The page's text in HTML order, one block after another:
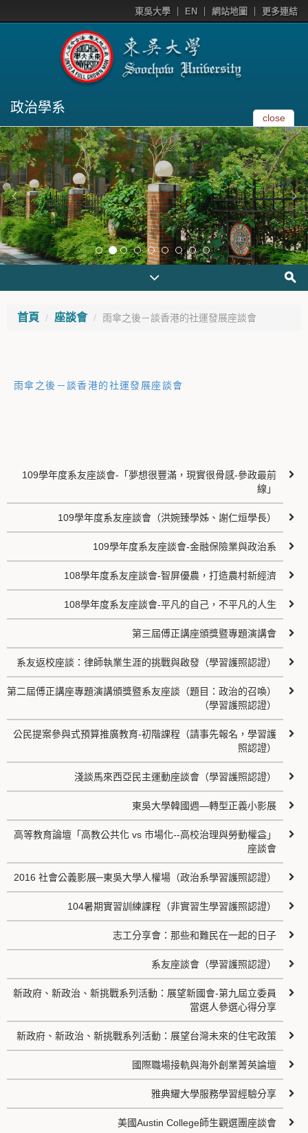
東吳大學 EN 網站地圖 更多連結
政治學系
close
首頁 座談會 雨傘之後－談香港的社運發展座談會
雨傘之後－談香港的社運發展座談會
109學年度系友座談會-「夢想很豐滿，現實很骨感-參政最前
線」
109學年度系友座談會（洪婉臻學姊、謝仁烜學長）
109學年度系友座談會-金融保險業與政治系
108學年度系友座談會-智屏優農，打造農村新經濟
108學年度系友座談會-平凡的自己，不平凡的人生
第三屆傅正講座頒獎暨專題演講會
系友返校座談：律師執業生涯的挑戰與啟發（學習護照認證）
第二屆傅正講座專題演講頒獎暨系友座談（題目：政治的召喚）
（學習護照認證）
公民提案參與式預算推廣教育-初階課程（請事先報名，學習護
照認證）
淺談馬來西亞民主運動座談會（學習護照認證）
東吳大學韓國週—轉型正義小影展
高等教育論壇「高教公共化 vs 市場化--高校治理與勞動權益」
座談會
2016 社會公義影展─東吳大學人權場（政治系學習護照認證）
104暑期實習訓練課程（非實習生學習護照認證）
志工分享會：那些和難民在一起的日子
系友座談會（學習護照認證）
新政府、新政治、新挑戰系列活動：展望新國會-第九屆立委員
當選人參選心得分享
新政府、新政治、新挑戰系列活動：展望台灣未來的住宅政策
國際職場接軌與海外創業菁英論壇
雅典耀大學服務學習經驗分享
美國Austin College師生觀選團座談會